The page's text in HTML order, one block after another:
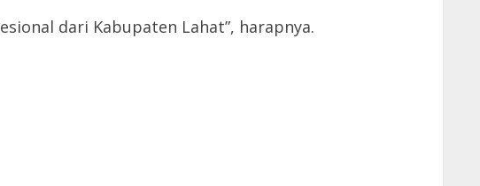
dari Kabupaten Lahat”, harapnya.